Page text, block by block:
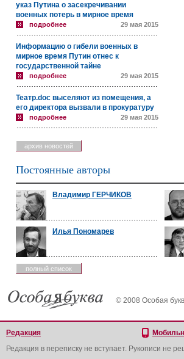
указ Путина о засекречивании
военных потерь в мирное время
подробнее 29 мая 2015
Информацию о гибели военных в
мирное время Путин отнес к
государственной тайне
подробнее 29 мая 2015
Театр.doc выселяют из помещения, а
его директора вызвали в прокуратуру
подробнее 29 мая 2015
архив новостей
Постоянные авторы
Владимир ГЕРЧИКОВ
Илья Пономарев
полный список
© 2008 Особая
Редакция
Редакция в переписку не вступает. Рукописи не